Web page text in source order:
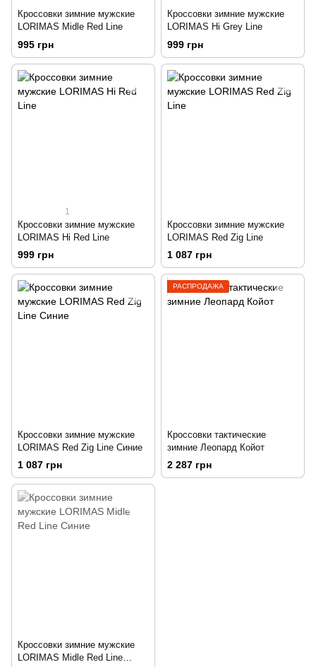
Кроссовки зимние мужские
LORIMAS Midle Red Line
995 грн
Кроссовки зимние мужские
LORIMAS Hi Grey Line
999 грн
1
Кроссовки зимние мужские
LORIMAS Hi Red Line
999 грн
Кроссовки зимние мужские
LORIMAS Red Zig Line
1 087 грн
Кроссовки зимние мужские
LORIMAS Red Zig Line Синие
1 087 грн
РАСПРОДАЖА
Кроссовки тактические
зимние Леопард Койот
2 287 грн
Кроссовки зимние мужские
LORIMAS Midle Red Line